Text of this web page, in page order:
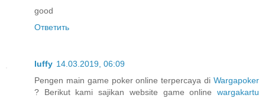
good
Ответить
luffy 14.03.2019, 06:09
Pengen main game poker online terpercaya di Wargapoker
? Berikut kami sajikan website game online wargakartu